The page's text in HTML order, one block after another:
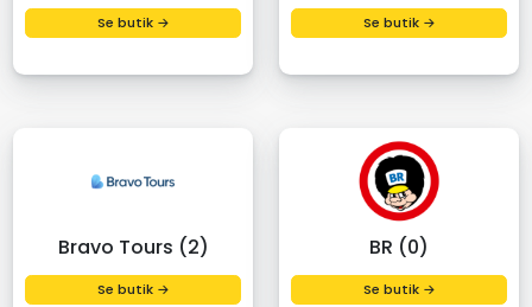
Se butik → Se butik →
Bravo Tours (2)
Se butik →
BR (0)
Se butik →